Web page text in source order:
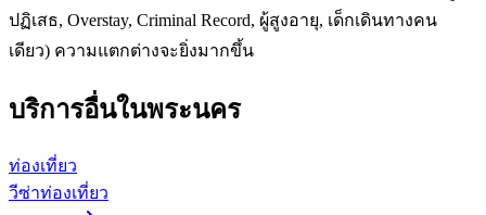
ปฏิเสธ, Overstay, Criminal Record, ผู้สูงอายุ, เด็กเดินทางคน
เดียว) ความแตกต่างจะยิ่งมากขึ้น
บริการอื่นในพระนคร
ท่องเที่ยว
วีซ่าท่องเที่ยว